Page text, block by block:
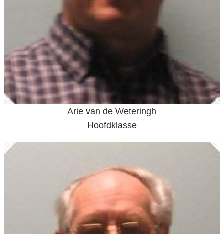
Arie van de Weteringh
Hoofdklasse